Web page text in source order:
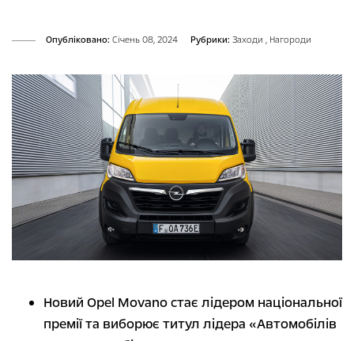
Опубліковано: Cічень 08, 2024 Рубрики: Заходи , Нагороди
Новий Opel Movano стає лідером національної
премії та виборює титул лідера «Автомобілів